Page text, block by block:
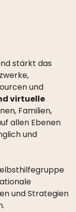
stärkt das
und
virtuelle
Familien,
allen Ebenen
und
und Strategien